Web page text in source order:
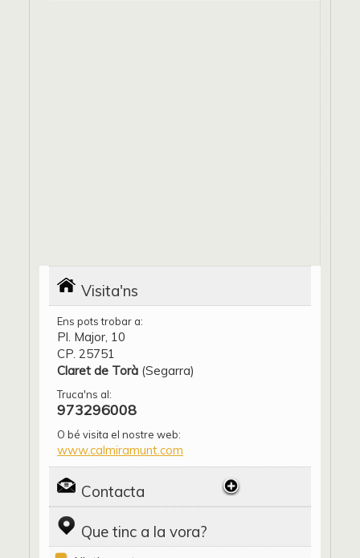
Visita'ns
Ens pots trobar a:
Pl. Major, 10
CP. 25751
Claret de Torà (Segarra)
Truca'ns al:
973296008
O bé visita el nostre web:
www.calmiramunt.com
Contacta
Que tinc a la vora?